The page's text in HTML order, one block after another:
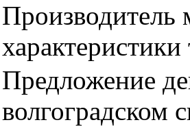
Производитель
Предложение
волгоградском